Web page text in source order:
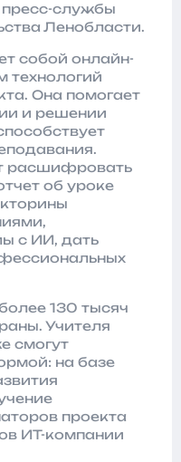
службы
Ленобласти.
собой онлайн-
технологий
Она помогает
и решении
расшифровать
об уроке
с ИИ, дать
130 тысяч
Учителя
смогут
на базе
проекта
ИТ-компании